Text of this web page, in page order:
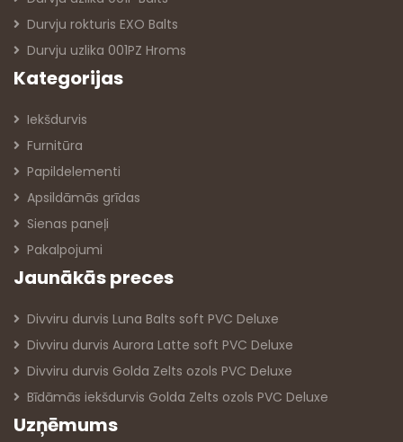
Durvju rokturis EXO Balts
Durvju uzlika 001PZ Hroms
Kategorijas
Iekšdurvis
Furnitūra
Papildelementi
Apsildāmās grīdas
Sienas paneļi
Pakalpojumi
Jaunākās preces
Divviru durvis Luna Balts soft PVC Deluxe
Divviru durvis Aurora Latte soft PVC Deluxe
Divviru durvis Golda Zelts ozols PVC Deluxe
Bīdāmās iekšdurvis Golda Zelts ozols PVC Deluxe
Uzņēmums